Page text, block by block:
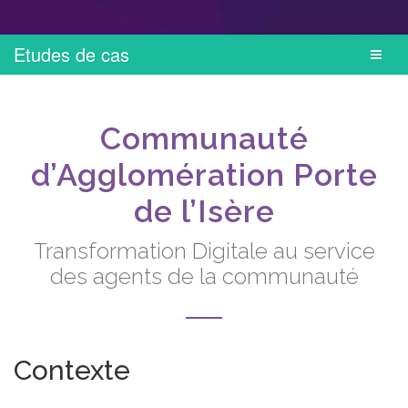
Etudes de cas
Communauté
d’Agglomération Porte
de l’Isère
Transformation Digitale au service
des agents de la communauté
Contexte